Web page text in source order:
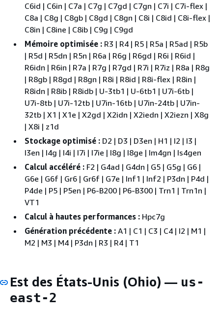
C6id | C6in | C7a | C7g | C7gd | C7gn | C7i | C7i-flex |
C8a | C8g | C8gb | C8gd | C8gn | C8i | C8id | C8i-flex |
C8in | C8ine | C8ib | C9g | C9gd
Mémoire optimisée : R3 | R4 | R5 | R5a | R5ad | R5b
| R5d | R5dn | R5n | R6a | R6g | R6gd | R6i | R6id |
R6idn | R6in | R7a | R7g | R7gd | R7i | R7iz | R8a | R8g
| R8gb | R8gd | R8gn | R8i | R8id | R8i-flex | R8in |
R8idn | R8ib | R8idb | U-3tb1 | U-6tb1 | U7i-6tb |
U7i-8tb | U7i-12tb | U7in-16tb | U7in-24tb | U7in-
32tb | X1 | X1e | X2gd | X2idn | X2iedn | X2iezn | X8g
| X8i | z1d
Stockage optimisé : D2 | D3 | D3en | H1 | I2 | I3 |
I3en | I4g | I4i | I7i | I7ie | I8g | I8ge | Im4gn | Is4gen
Calcul accéléré : F2 | G4ad | G4dn | G5 | G5g | G6 |
G6e | G6f | Gr6 | Gr6f | G7e | Inf1 | Inf2 | P3dn | P4d |
P4de | P5 | P5en | P6-B200 | P6-B300 | Trn1 | Trn1n |
VT1
Calcul à hautes performances : Hpc7g
Génération précédente : A1 | C1 | C3 | C4 | I2 | M1 |
M2 | M3 | M4 | P3dn | R3 | R4 | T1
Est des États-Unis (Ohio) — us-
east-2